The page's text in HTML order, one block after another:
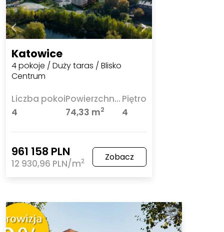
Katowice
4 pokoje / Duży taras / Blisko
Centrum
Liczba pokoi
4
Powierzchnia
74,33 m2
Piętro
4
961 158 PLN
12 930,96 PLN/m2 Zobacz